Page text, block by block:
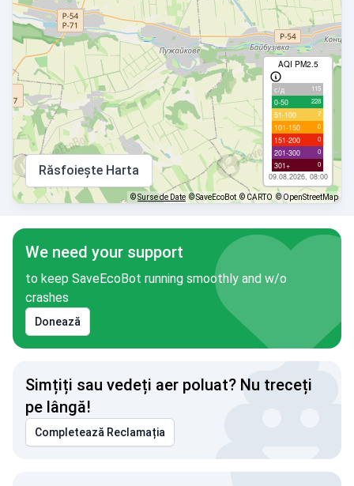
AQI PM2.5
с/д 115
0-50 228
51-100 7
101-150 0
151-200 0
201-300 0
301+ 0
09.08.2026, 08:00
Răsfoiește Harta
©Surse de Date © SaveEcoBot © CARTO © OpenStreetMap
We need your support
to keep SaveEcoBot running smoothly and w/o
crashes
Donează
Simțiți sau vedeți aer poluat? Nu treceți
pe lângă!
Completează Reclamația